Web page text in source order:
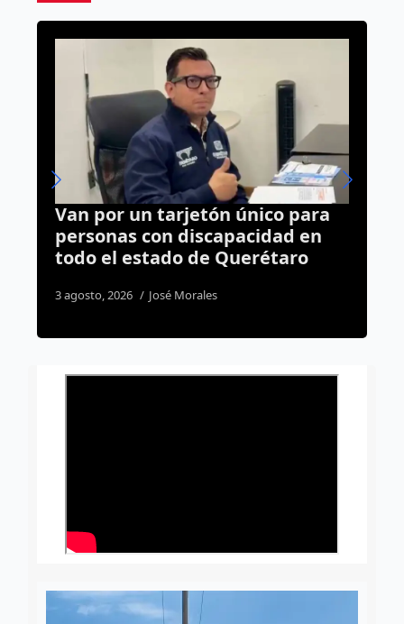
para
en
Alerta en Querétaro: ya
cuatro golpes de calor y una
defunción este año
3 agosto, 2026